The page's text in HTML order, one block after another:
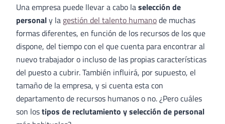
Una empresa puede llevar a cabo laselección de
personaly la gestión del talento humanode muchas
formas diferentes, en función de los recursos de los que
dispone, del tiempo con el que cuenta para encontrar al
nuevo trabajador o incluso de las propias características
del puesto a cubrir. También influirá, por supuesto, el
tamaño de la empresa, y si cuenta esta con
departamento de recursos humanos o no. ¿Pero cuáles
son lostipos de reclutamiento y selección de personal